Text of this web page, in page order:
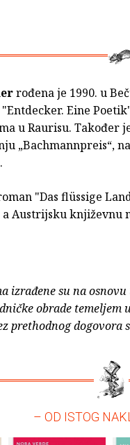
rođena je 1990. u
Eine
u Raurisu. Također
„Bachmannpreis“,
"Das flüssige
Austrijsku književnu
izrađene su na
obrade temeljem
prethodnog dogovora
– OD ISTOG